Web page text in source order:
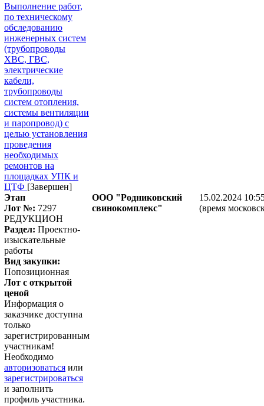
Выполнение работ,
по техническому
обследованию
инженерных систем
(трубопроводы
ХВС, ГВС,
электрические
кабели,
трубопроводы
систем отопления,
системы вентиляции
и паропровод) с
целью установления
проведения
необходимых
ремонтов на
площадках УПК и
ЦТФ [Завершен]
Этап
Лот №: 7297
РЕДУКЦИОН
Раздел: Проектно-
изыскательные
работы
Вид закупки:
Попозиционная
Лот с открытой
ценой
Информация о
заказчике доступна
только
зарегистрированным
участникам!
Необходимо
авторизоваться или
зарегистрироваться
и заполнить
профиль участника.
ООО "Родниковский
свинокомплекс"
15.02.2024
(время